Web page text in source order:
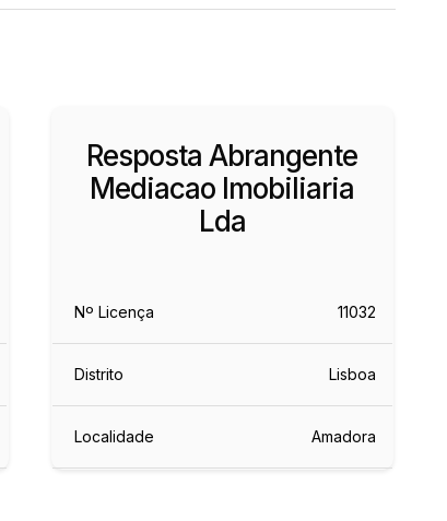
Resposta Abrangente
Mediacao Imobiliaria
Lda
Nº Licença 11032
Distrito Lisboa
Localidade Amadora